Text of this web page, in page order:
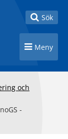
Toggle
Sök
Toggle
Meny
och
-